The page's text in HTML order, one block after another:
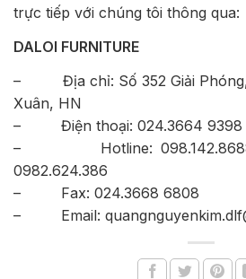
trực tiếp với chúng tôi thông qua:
DALOI FURNITURE
– Địa chỉ: Số 352 Giải Phóng,
Xuân, HN
– Điện thoại: 024.3664 9398
– Hotline: 098.142.8688
0982.624.386
– Fax: 024.3668 6808
– Email: